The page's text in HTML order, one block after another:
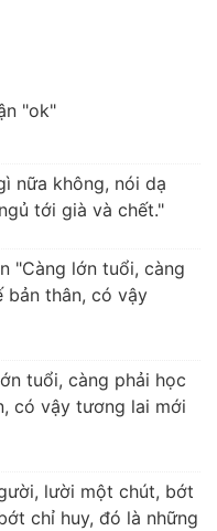
"ok"
nữa không, nói dạ
tới già và chết."
"Càng lớn tuổi, càng
bản thân, có vậy
tuổi, càng phải học
có vậy tương lai mới
lười một chút, bớt
chỉ huy, đó là những